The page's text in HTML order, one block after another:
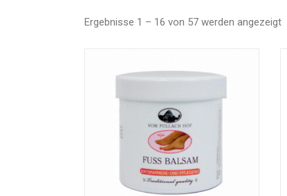
Ergebnisse 1 – 16 von 57 werden angezeigt